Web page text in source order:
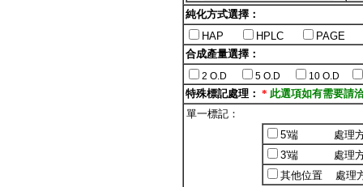
純化方式選擇：
HAP
HPLC
PAGE
合成產量選擇：
2 O.D 5 O.D 10 O.D
特殊標記處理： * 此選項如有需要請
單一標記：
5'端
處理
3'端
處理
其他位置
處理